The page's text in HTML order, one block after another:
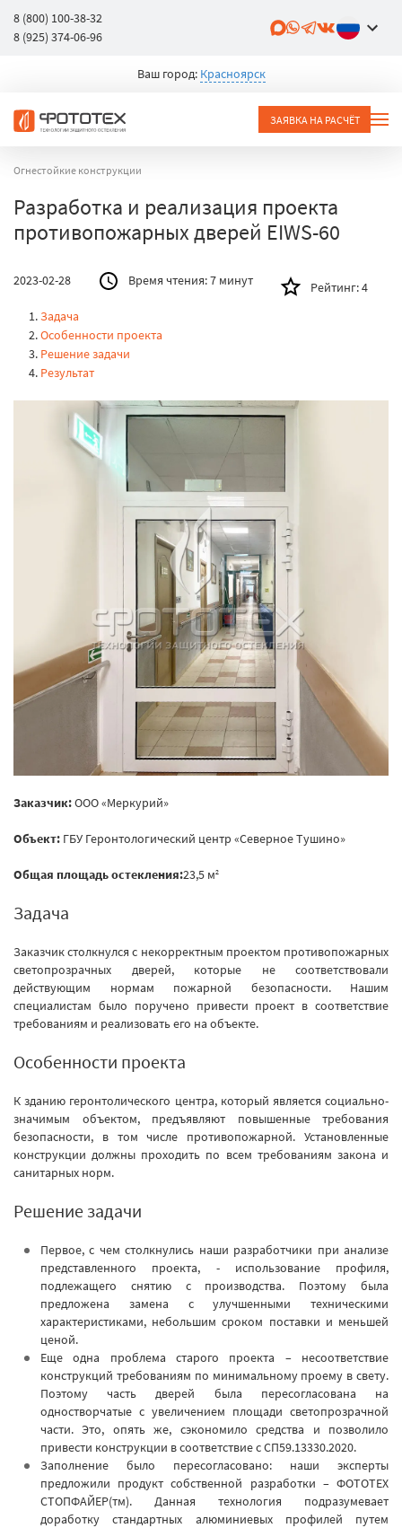
8 (800) 100-38-32
8 (925) 374-06-96
Ваш город: Красноярск
ЗАЯВКА НА РАСЧЁТ
Огнестойкие конструкции
Разработка и реализация проекта
противопожарных дверей EIWS-60
2023-02-28 Время чтения:7 минут Рейтинг:4
Задача
Особенности проекта
Решение задачи
Результат
Заказчик:ООО «Меркурий»
Объект: ГБУ Геронтологический центр «Северное Тушино»
Общая площадь остекления:23,5 м2
Задача
Заказчик столкнулся с некорректным проектом противопожарных
светопрозрачных дверей, которые не соответствовали
действующим нормам пожарной безопасности. Нашим
специалистам было поручено привести проект в соответствие
требованиям и реализовать его на объекте.
Особенности проекта
К зданию геронтолического центра, который является социально-
значимым объектом, предъявляют повышенные требования
безопасности, в том числе противопожарной. Установленные
конструкции должны проходить по всем требованиям закона и
санитарных норм.
Решение задачи
Первое, с чем столкнулись наши разработчики при анализе
представленного проекта, - использование профиля,
подлежащего снятию с производства. Поэтому была
предложена замена с улучшенными техническими
характеристиками, небольшим сроком поставки и меньшей
ценой.
Еще одна проблема старого проекта – несоответствие
конструкций требованиям по минимальному проему в свету.
Поэтому часть дверей была пересогласована на
одностворчатые с увеличением площади светопрозрачной
части. Это, опять же, сэкономило средства и позволило
привести конструкции в соответствие с СП59.13330.2020.
Заполнение было пересогласовано: наши эксперты
предложили продукт собственной разработки – ФОТОТЕХ
СТОПФАЙЕР(тм). Данная технология подразумевает
доработку стандартных алюминиевых профилей путем